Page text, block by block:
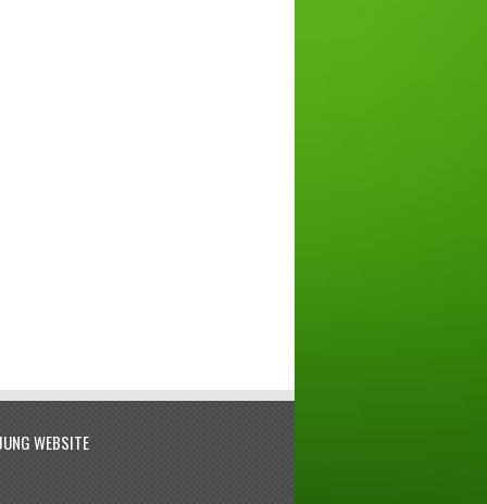
WEBSITE